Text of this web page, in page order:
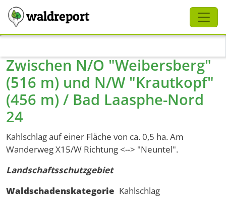
waldreport
Zwischen N/O "Weibersberg"
(516 m) und N/W "Krautkopf"
(456 m) / Bad Laasphe-Nord
24
Kahlschlag auf einer Fläche von ca. 0,5 ha. Am
Wanderweg X15/W Richtung <--> "Neuntel".
Landschaftsschutzgebiet
Waldschadenskategorie Kahlschlag
Schliessen